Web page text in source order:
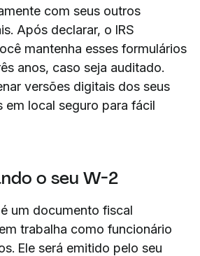
com seus outros
Após declarar, o IRS
mantenha esses formulários
anos, caso seja auditado.
versões digitais dos seus
em local seguro para fácil
o seu W-2
um documento fiscal
trabalha como funcionário
Ele será emitido pelo seu